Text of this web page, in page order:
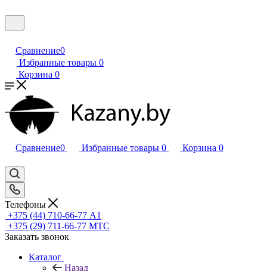
Сравнение0
Избранные товары 0
Корзина 0
Сравнение0 Избранные товары 0 Корзина 0
Телефоны
+375 (44) 710-66-77 А1
+375 (29) 711-66-77 МТС
Заказать звонок
Каталог
Назад